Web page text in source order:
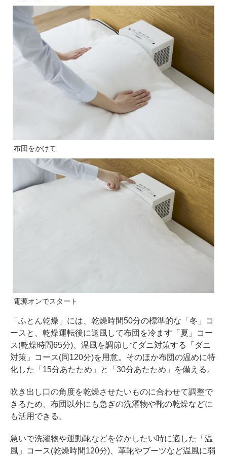
布団をかけて
電源オンでスタート
「ふとん乾燥」には、乾燥時間50分の標準的な「冬」コ
ースと、乾燥運転後に送風して布団を冷ます「夏」コー
ス(乾燥時間65分)、温風を調節してダニ対策する「ダニ
対策」コース(同120分)を用意。そのほか布団の温めに特
化した「15分あたため」と「30分あたため」を備える。
吹き出し口の角度を乾燥させたいものに合わせて調整で
きるため、布団以外にも急ぎの洗濯物や靴の乾燥などに
も活用できる。
急いで洗濯物や運動靴などを乾かしたい時に適した「温
風」コース(乾燥時間120分)、革靴やブーツなど温風に弱